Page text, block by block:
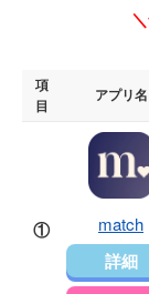
項
目
アプリ名
① match
詳細